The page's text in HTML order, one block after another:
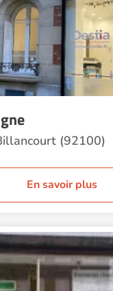
(92100)
En savoir plus